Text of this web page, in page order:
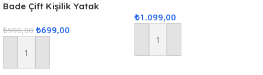
Bade Çift Kişilik Yatak
₺990,00 ₺699,00
Sepete Ekle
₺1.099,00
Sepete Ekle